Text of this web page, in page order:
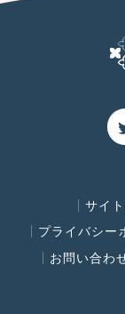
サイ
プライバシー
お問い合わ